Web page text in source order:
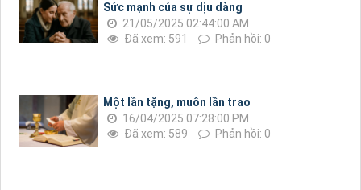
Sức mạnh của sự dịu dàng
21/05/2025 02:44:00 AM
Đã xem: 591
Phản hồi: 0
Một lần tặng, muôn lần trao
16/04/2025 07:28:00 PM
Đã xem: 589
Phản hồi: 0